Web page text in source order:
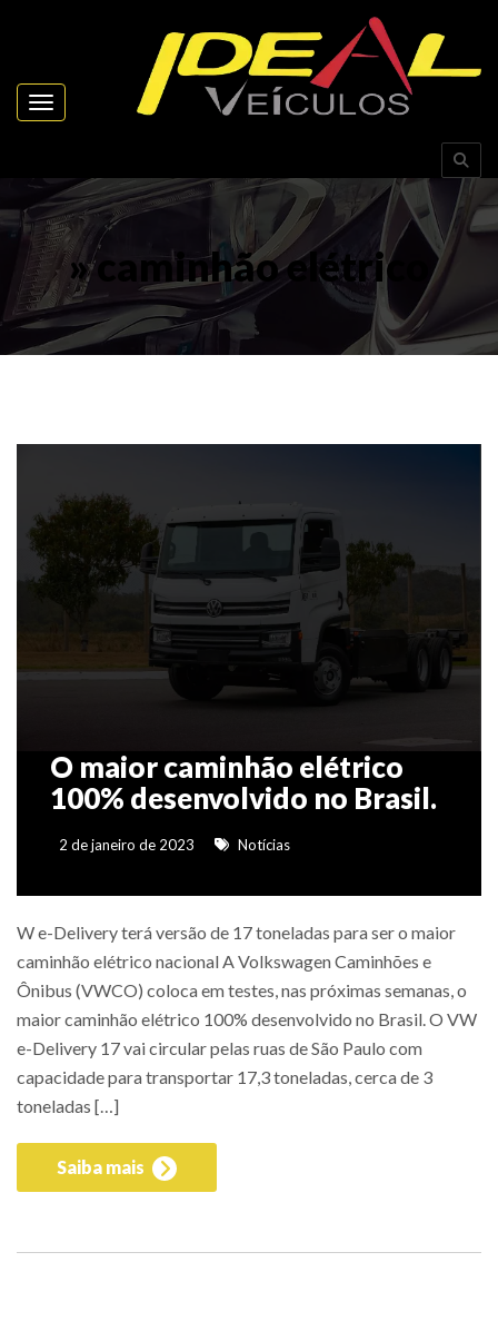
Toggle navigation
» caminhão elétrico
O maior caminhão elétrico
100% desenvolvido no Brasil.
2 de janeiro de 2023 Notícias
W e-Delivery terá versão de 17 toneladas para ser o maior
caminhão elétrico nacional A Volkswagen Caminhões e
Ônibus (VWCO) coloca em testes, nas próximas semanas, o
maior caminhão elétrico 100% desenvolvido no Brasil. O VW
e-Delivery 17 vai circular pelas ruas de São Paulo com
capacidade para transportar 17,3 toneladas, cerca de 3
toneladas […]
Saiba mais